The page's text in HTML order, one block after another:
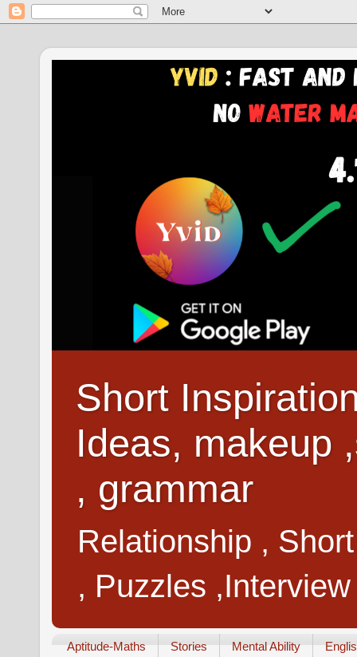
Short
Ideas, makeup
, grammar
Relationship ,
, Puzzles
Aptitude-Maths Stories Mental Ability